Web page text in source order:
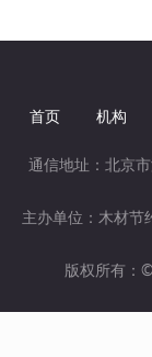
首页 机构
通信地址：北京
主办单位：木材
版权所有：